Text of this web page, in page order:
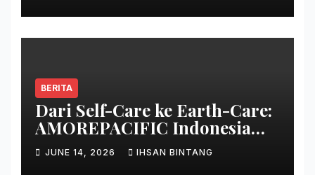
BERITA
Dari Self-Care ke Earth-Care:
AMOREPACIFIC Indonesia
Ciptakan Gerakan
Keberlanjutan Baru di Bali
JUNE 14, 2026 IHSAN BINTANG